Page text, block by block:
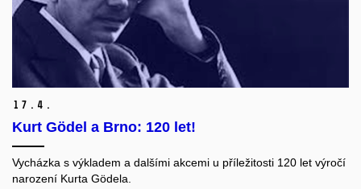
17. 4.
Kurt Gödel a Brno: 120 let!
Vycházka s výkladem a dalšími akcemi u příležitosti 120 let výročí
narození Kurta Gödela.